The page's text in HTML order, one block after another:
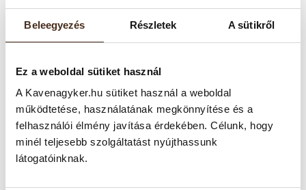
Beleegyezés Részletek A sütikről
Ez a weboldal sütiket használ
A Kavenagyker.hu sütiket használ a weboldal
működtetése, használatának megkönnyítése és a
felhasználói élmény javítása érdekében. Célunk, hogy
minél teljesebb szolgáltatást nyújthassunk
látogatóinknak.
TERMÉKLEÍRÁS
Engedje, hogy minden csésze maga legyen az olasz karakter!
A Lavazza Crema e Gusto Forte egy testes, érzéki élmény,